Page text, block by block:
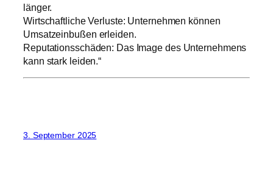
länger.
Wirtschaftliche Verluste: Unternehmen können
Umsatzeinbußen erleiden.
Reputationsschäden: Das Image des Unternehmens
kann stark leiden.“
3. September 2025